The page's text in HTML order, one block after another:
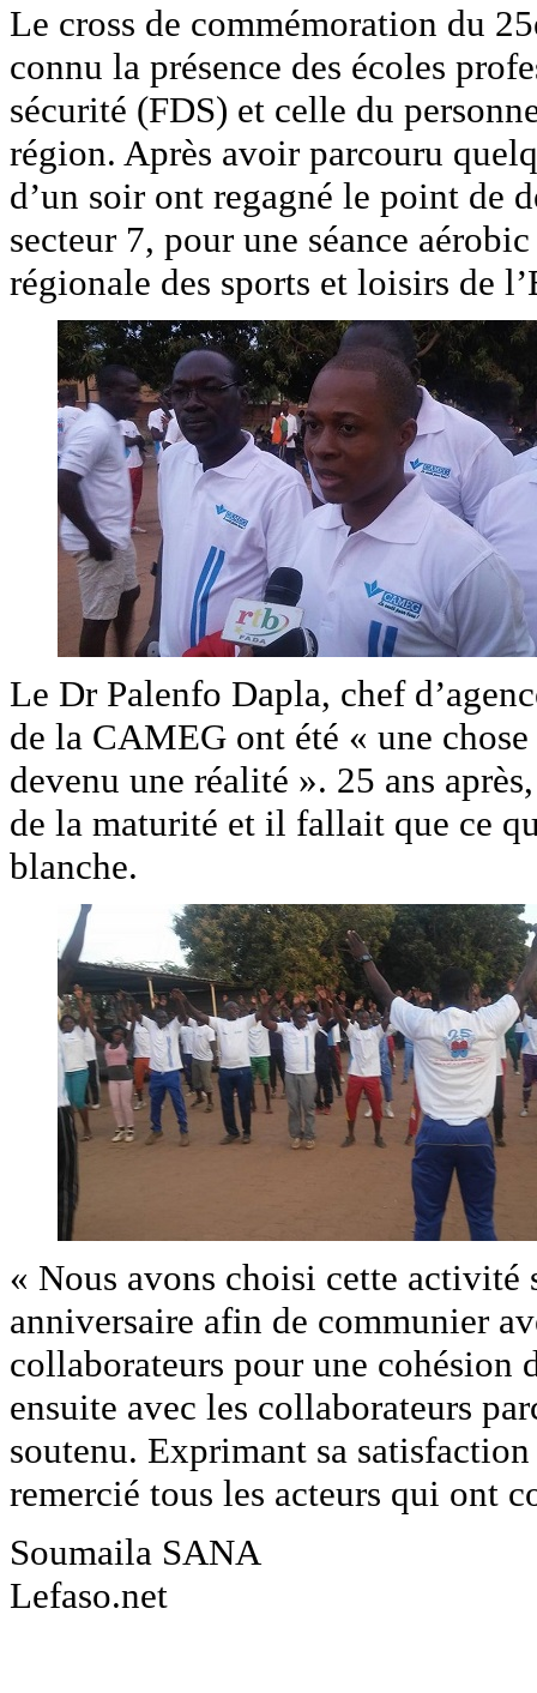
Le cross de commémoration du
connu la présence des écoles
sécurité (FDS) et celle du
région. Après avoir parcouru
d’un soir ont regagné le point de
secteur 7, pour une séance
régionale des sports et loisirs de
Le Dr Palenfo Dapla, chef
de la CAMEG ont été « une
devenu une réalité ». 25 ans
de la maturité et il fallait que ce
blanche.
« Nous avons choisi cette
anniversaire afin de communier
collaborateurs pour une cohésion
ensuite avec les collaborateurs
soutenu. Exprimant sa
remercié tous les acteurs qui ont
Soumaila SANA
Lefaso.net